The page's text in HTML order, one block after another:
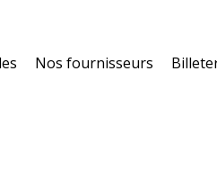
Nos fournisseurs